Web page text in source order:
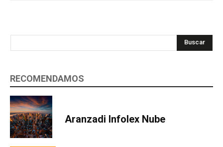
Buscar
RECOMENDAMOS
Aranzadi Infolex Nube